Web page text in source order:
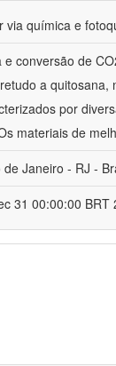
via química e
conversão de
a
por
materiais de
Janeiro - RJ -
31 00:00:00 BRT